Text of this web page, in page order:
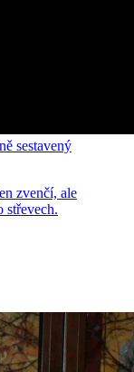
sestavený
zvenčí, ale
střevech.